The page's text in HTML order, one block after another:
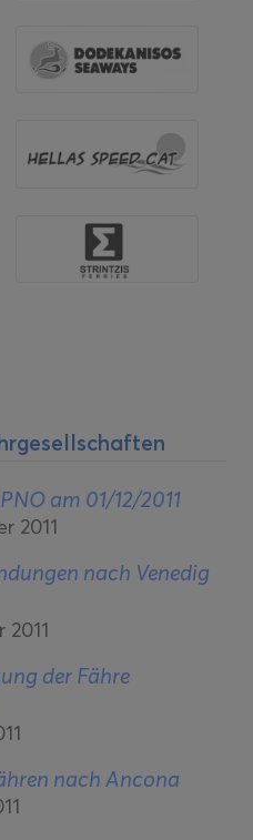
2011
am 01/12/2011
nach Venedig
der Fähre
nach Ancona